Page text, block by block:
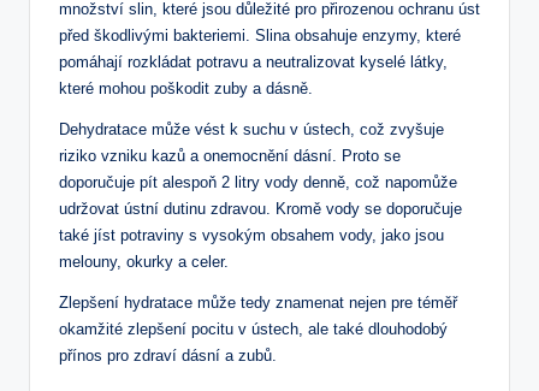
množství slin, které jsou důležité pro přirozenou ‍ochranu úst
před‍ škodlivými bakteriemi. Slina obsahuje ⁢enzymy, které
pomáhají rozkládat potravu a neutralizovat kyselé látky,
které ⁤mohou poškodit⁤ zuby ‌a dásně.
Dehydratace může vést k suchu v ústech, což ‌zvyšuje
riziko vzniku kazů a onemocnění dásní. Proto se⁣
doporučuje pít alespoň 2 litry vody denně, což napomůže
udržovat ústní dutinu zdravou. Kromě vody se ‍doporučuje
také jíst potraviny s vysokým obsahem ‌vody, jako jsou⁤
melouny, okurky a celer.
Zlepšení hydratace‍ může tedy znamenat nejen pre téměř
okamžité zlepšení‌ pocitu v ústech, ale také dlouhodobý
přínos pro zdraví dásní a zubů.